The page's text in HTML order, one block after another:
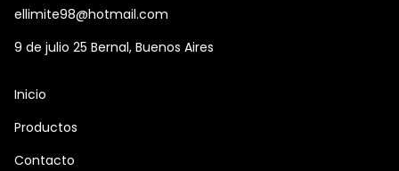
ellimite98@hotmail.com
9 de julio 25 Bernal, Buenos Aires
Inicio
Productos
Contacto